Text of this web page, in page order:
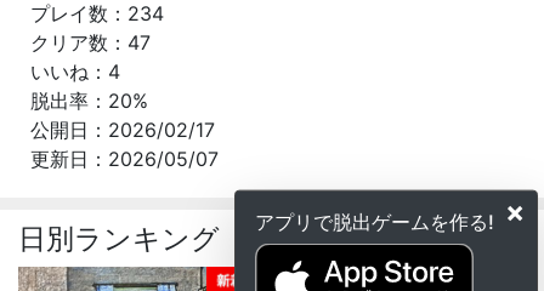
×
アプリで脱出ゲームを作る!
プレイ数：234
クリア数：47
いいね：4
脱出率：20%
公開日：2026/02/17
更新日：2026/05/07
日別ランキング